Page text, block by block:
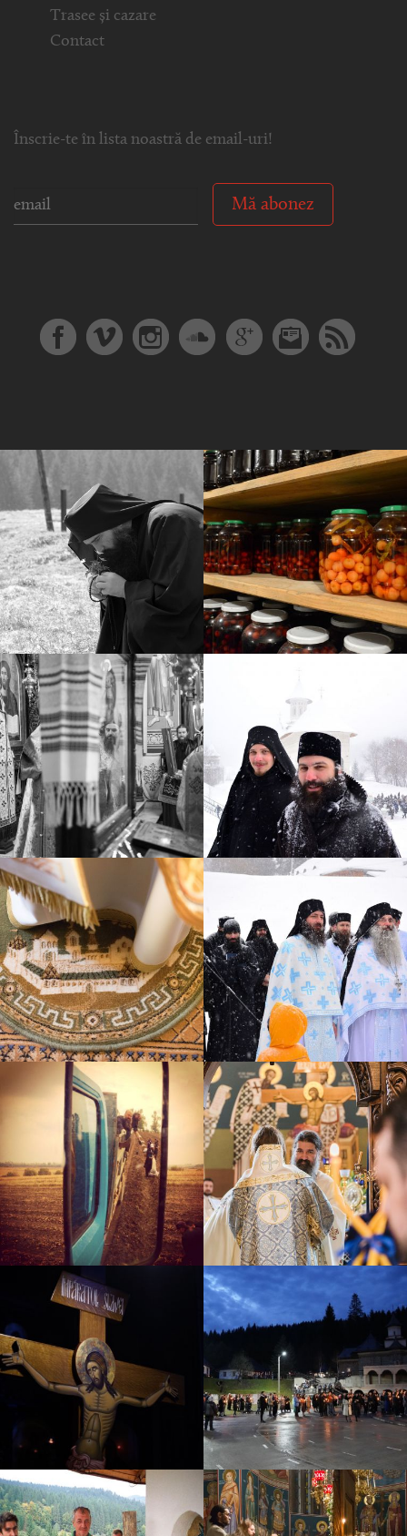
Trasee și cazare
Contact
Înscrie-te în lista noastră de email-uri!
Mă abonez